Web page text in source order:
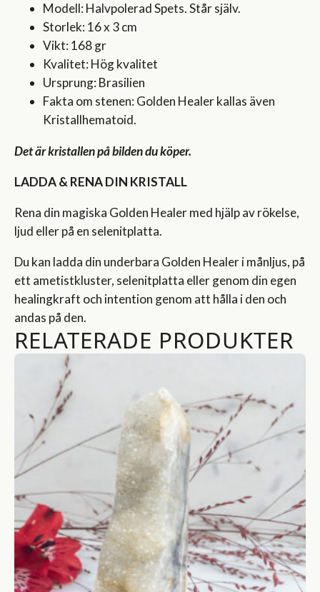
Modell: Halvpolerad Spets. Står själv.
Storlek: 16 x 3 cm
Vikt: 168 gr
Kvalitet: Hög kvalitet
Ursprung: Brasilien
Fakta om stenen: Golden Healer kallas även
Kristallhematoid.
Det är kristallen på bilden du köper.
LADDA & RENA DIN KRISTALL
Rena din magiska Golden Healer med hjälp av rökelse,
ljud eller på en selenitplatta.
Du kan ladda din underbara Golden Healer i månljus, på
ett ametistkluster, selenitplatta eller genom din egen
healingkraft och intention genom att hålla i den och
andas på den.
RELATERADE PRODUKTER